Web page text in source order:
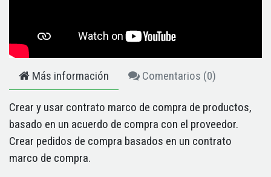
Más información Comentarios (0)
Crear y usar contrato marco de compra de productos,
basado en un acuerdo de compra con el proveedor.
Crear pedidos de compra basados en un contrato
marco de compra.